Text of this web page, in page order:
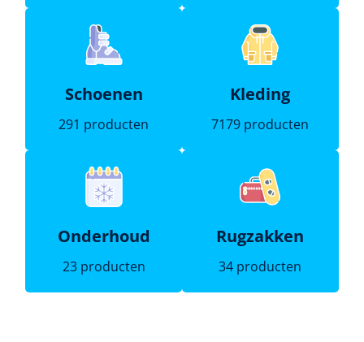
Schoenen
291 producten
Kleding
7179 producten
Onderhoud
23 producten
Rugzakken
34 producten